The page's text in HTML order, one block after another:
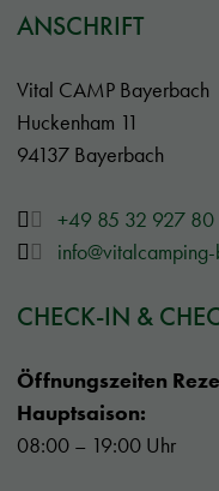
ANSCHRIFT
Vital CAMP Bayerbach
Huckenham 11
94137 Bayerbach
+49 85 32 927 80
CHECK-IN &
Öffnungszeiten
Hauptsaison:
08:00 – 19:00 Uhr